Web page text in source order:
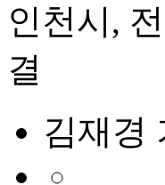
인천시,
결
김재경